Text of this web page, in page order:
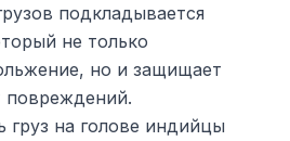
подкладывается
не только
но и защищает
повреждений.
груз на голове индийцы